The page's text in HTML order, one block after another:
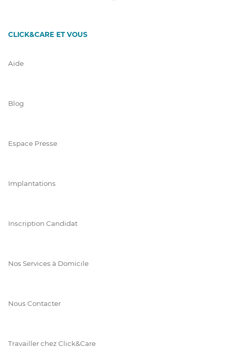
CLICK&CARE ET VOUS
Aide
Blog
Espace Presse
Implantations
Inscription Candidat
Nos Services à Domicile
Nous Contacter
Travailler chez Click&Care